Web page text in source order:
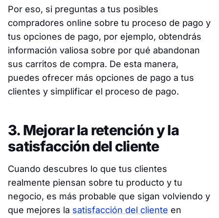
Por eso, si preguntas a tus posibles
compradores online sobre tu proceso de pago y
tus opciones de pago, por ejemplo, obtendrás
información valiosa sobre por qué abandonan
sus carritos de compra. De esta manera,
puedes ofrecer más opciones de pago a tus
clientes y simplificar el proceso de pago.
3. Mejorar la retención y la
satisfacción del cliente
Cuando descubres lo que tus clientes
realmente piensan sobre tu producto y tu
negocio, es más probable que sigan volviendo y
que mejores la satisfacción del cliente en